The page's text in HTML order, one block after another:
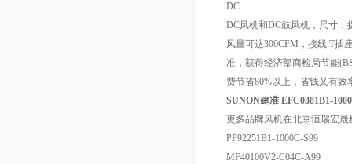
DC
DC风机和DC鼓风机，尺寸：
风量可达300CFM，接线:T插
准，获得经济部商检局节能
费节省80%以上，省钱又有
SUNON建准 EFC0381B1-
更多品牌风机在北京恒瑞宏
PF92251B1-1000C-S99
MF40100V2-C04C-A99